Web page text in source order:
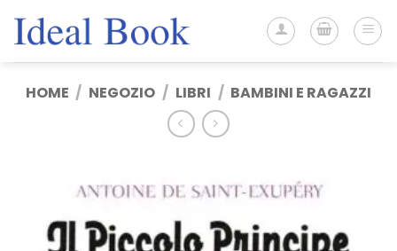
HOME / NEGOZIO / LIBRI / BAMBINI E RAGAZZI